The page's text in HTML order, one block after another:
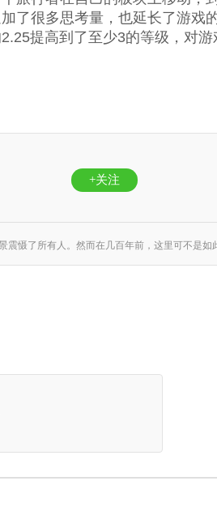
了很多思考量，也延长了游戏
提高到了至少3的等级，对
+关注